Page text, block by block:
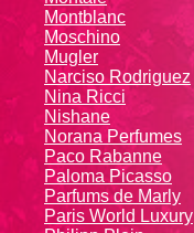
Montblanc
Moschino
Mugler
Narciso Rodriguez
Nina Ricci
Nishane
Norana Perfumes
Paco Rabanne
Paloma Picasso
Parfums de Marly
Paris World Luxury